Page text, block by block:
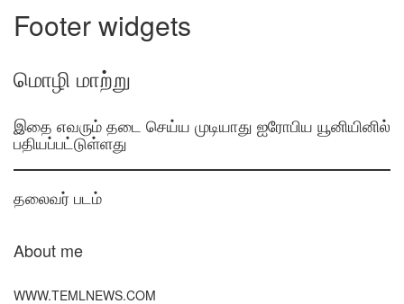
Footer widgets
மொழி மாற்று
இதை எவரும் தடை செய்ய முடியாது ஐரோபிய யூனியினில்
பதியப்பட்டுள்ளது
தலைவர் படம்
About me
WWW.TEMLNEWS.COM